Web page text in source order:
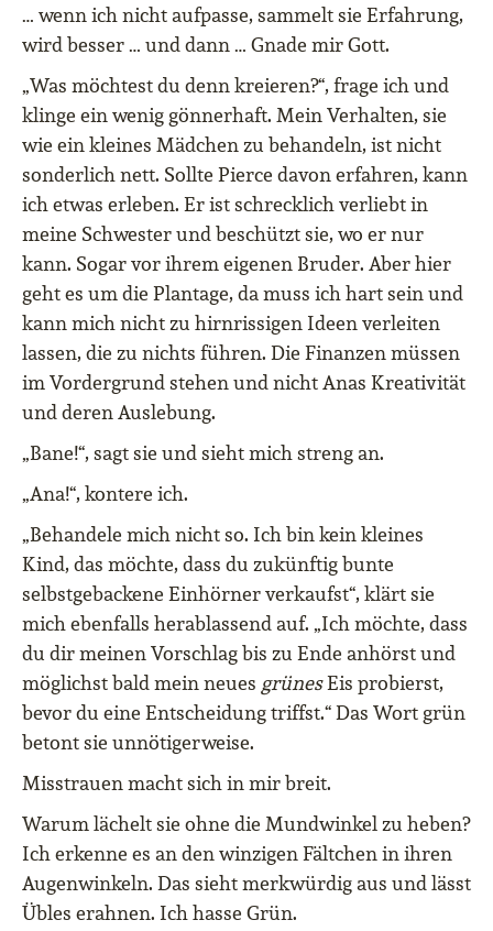
… wenn ich nicht aufpasse, sammelt sie Erfahrung,
wird besser … und dann … Gnade mir Gott.
„Was möchtest du denn kreieren?“, frage ich und
klinge ein wenig gönnerhaft. Mein Verhalten, sie
wie ein kleines Mädchen zu behandeln, ist nicht
sonderlich nett. Sollte Pierce davon erfahren, kann
ich etwas erleben. Er ist schrecklich verliebt in
meine Schwester und beschützt sie, wo er nur
kann. Sogar vor ihrem eigenen Bruder. Aber hier
geht es um die Plantage, da muss ich hart sein und
kann mich nicht zu hirnrissigen Ideen verleiten
lassen, die zu nichts führen. Die Finanzen müssen
im Vordergrund stehen und nicht Anas Kreativität
und deren Auslebung.
„Bane!“, sagt sie und sieht mich streng an.
„Ana!“, kontere ich.
„Behandele mich nicht so. Ich bin kein kleines
Kind, das möchte, dass du zukünftig bunte
selbstgebackene Einhörner verkaufst“, klärt sie
mich ebenfalls herablassend auf. „Ich möchte, dass
du dir meinen Vorschlag bis zu Ende anhörst und
möglichst bald mein neues grünesEis probierst,
bevor du eine Entscheidung triffst.“ Das Wort grün
betont sie unnötigerweise.
Misstrauen macht sich in mir breit.
Warum lächelt sie ohne die Mundwinkel zu heben?
Ich erkenne es an den winzigen Fältchen in ihren
Augenwinkeln. Das sieht merkwürdig aus und lässt
Übles erahnen. Ich hasse Grün.